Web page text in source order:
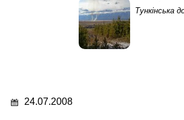
Тункінська
24.07.2008